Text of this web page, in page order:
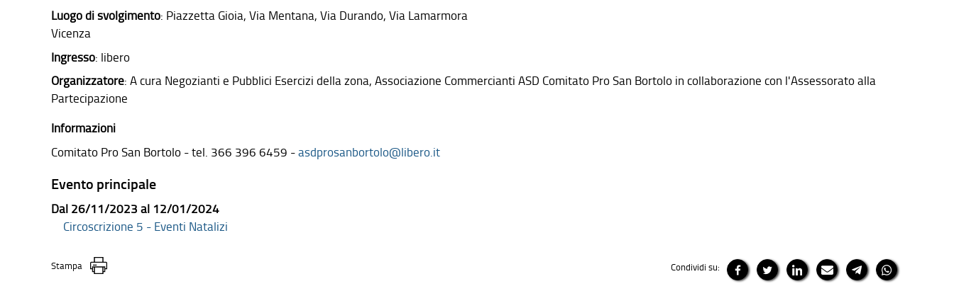
Luogo di svolgimento: Piazzetta Gioia, Via Mentana, Via Durando, Via Lamarmora
Vicenza
Ingresso: libero
Organizzatore: A cura Negozianti e Pubblici Esercizi della zona, Associazione Commercianti ASD Comitato Pro San Bortolo in collaborazione con l'Assessorato alla
Partecipazione
Informazioni
Comitato Pro San Bortolo - tel. 366 396 6459 - asdprosanbortolo@libero.it
Evento principale
Dal 26/11/2023 al 12/01/2024
Circoscrizione 5 - Eventi Natalizi
Stampa Condividi su: